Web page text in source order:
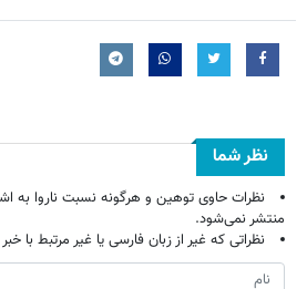
نظر شما
نظرات حاوی توهین و هرگونه نسبت ناروا
منتشر نمی‌شود.
نظراتی که غیر از زبان فارسی یا غیر مرتبط با